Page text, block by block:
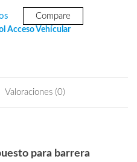
Compare
Acceso Vehícular
Valoraciones (0)
para barrera